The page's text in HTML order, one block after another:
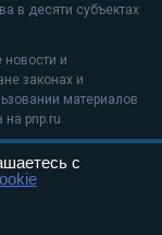
в десяти субъектах
новости и
законах и
материалов
на pnp.ru
с